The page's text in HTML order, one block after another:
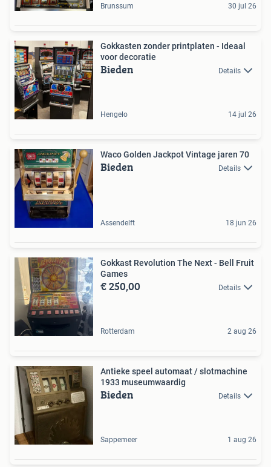
Brunssum 30 jul 26
Gokkasten zonder printplaten - Ideaal
voor decoratie
Bieden Details
Hengelo 14 jul 26
Waco Golden Jackpot Vintage jaren 70
Bieden Details
Assendelft 18 jun 26
Gokkast Revolution The Next - Bell Fruit
Games
€ 250,00 Details
Rotterdam 2 aug 26
Antieke speel automaat / slotmachine
1933 museumwaardig
Bieden Details
Sappemeer 1 aug 26